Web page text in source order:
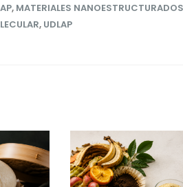
, MATERIALES NANOESTRUCTURADOS
, UDLAP